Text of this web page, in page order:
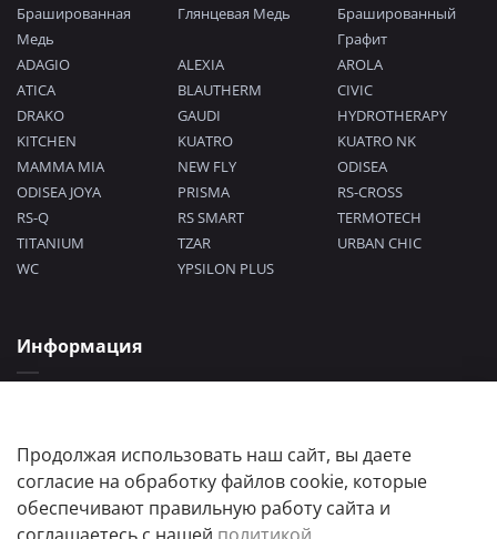
Брашированная
Медь
Глянцевая Медь
Брашированный
Графит
ADAGIO
ALEXIA
AROLA
ATICA
BLAUTHERM
CIVIC
DRAKO
GAUDI
HYDROTHERAPY
KITCHEN
KUATRO
KUATRO NK
MAMMA MIA
NEW FLY
ODISEA
ODISEA JOYA
PRISMA
RS-CROSS
RS-Q
RS SMART
TERMOTECH
TITANIUM
TZAR
URBAN CHIC
WC
YPSILON PLUS
Информация
Пользовательское соглашение
Продолжая использовать наш сайт, вы даете
согласие на обработку файлов cookie, которые
обеспечивают правильную работу сайта и